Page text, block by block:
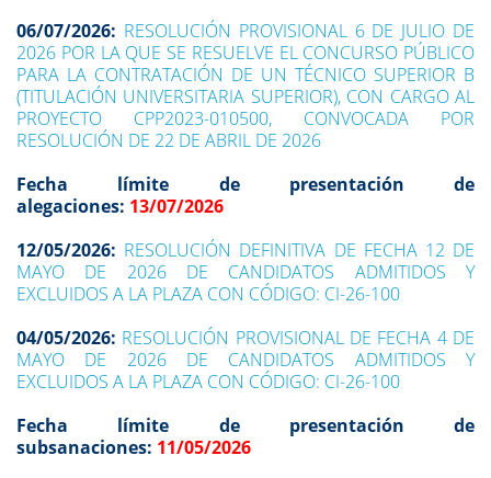
06/07/2026: RESOLUCIÓN PROVISIONAL 6 DE JULIO DE
2026 POR LA QUE SE RESUELVE EL CONCURSO PÚBLICO
PARA LA CONTRATACIÓN DE UN TÉCNICO SUPERIOR B
(TITULACIÓN UNIVERSITARIA SUPERIOR), CON CARGO AL
PROYECTO CPP2023-010500, CONVOCADA POR
RESOLUCIÓN DE 22 DE ABRIL DE 2026
Fecha límite de presentación de
alegaciones: 13/07/2026
12/05/2026: RESOLUCIÓN DEFINITIVA DE FECHA 12 DE
MAYO DE 2026 DE CANDIDATOS ADMITIDOS Y
EXCLUIDOS A LA PLAZA CON CÓDIGO: CI-26-100
04/05/2026: RESOLUCIÓN PROVISIONAL DE FECHA 4 DE
MAYO DE 2026 DE CANDIDATOS ADMITIDOS Y
EXCLUIDOS A LA PLAZA CON CÓDIGO: CI-26-100
Fecha límite de presentación de
subsanaciones: 11/05/2026